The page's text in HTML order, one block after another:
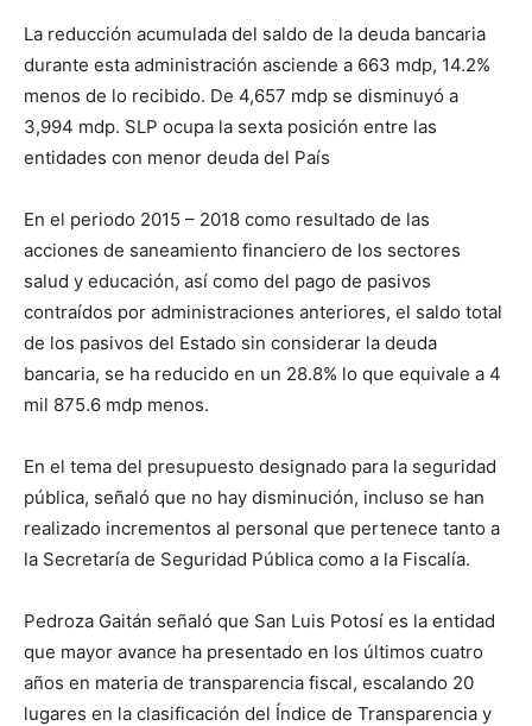
La reducción acumulada del saldo de la deuda bancaria
durante esta administración asciende a 663 mdp, 14.2%
menos de lo recibido. De 4,657 mdp se disminuyó a
3,994 mdp. SLP ocupa la sexta posición entre las
entidades con menor deuda del País
En el periodo 2015 – 2018 como resultado de las
acciones de saneamiento financiero de los sectores
salud y educación, así como del pago de pasivos
contraídos por administraciones anteriores, el saldo total
de los pasivos del Estado sin considerar la deuda
bancaria, se ha reducido en un 28.8% lo que equivale a 4
mil 875.6 mdp menos.
En el tema del presupuesto designado para la seguridad
pública, señaló que no hay disminución, incluso se han
realizado incrementos al personal que pertenece tanto a
la Secretaría de Seguridad Pública como a la Fiscalía.
Pedroza Gaitán señaló que San Luis Potosí es la entidad
que mayor avance ha presentado en los últimos cuatro
años en materia de transparencia fiscal, escalando 20
lugares en la clasificación del Índice de Transparencia y